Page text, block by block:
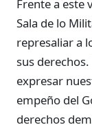
Frente a este
Sala de lo
represaliar a
sus
expresar
empeño del
derechos